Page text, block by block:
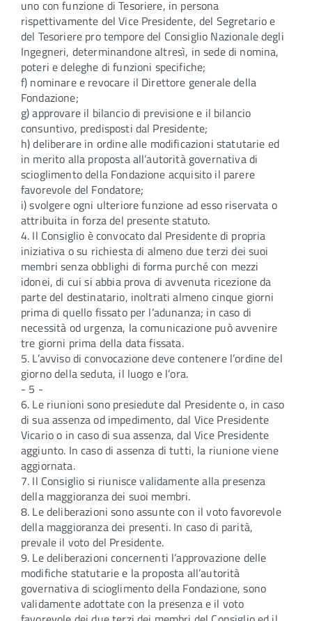
uno con funzione di Tesoriere, in persona
rispettivamente del Vice Presidente, del Segretario e
del Tesoriere pro tempore del Consiglio Nazionale degli
Ingegneri, determinandone altresì, in sede di nomina,
poteri e deleghe di funzioni specifiche;
f) nominare e revocare il Direttore generale della
Fondazione;
g) approvare il bilancio di previsione e il bilancio
consuntivo, predisposti dal Presidente;
h) deliberare in ordine alle modificazioni statutarie ed
in merito alla proposta all’autorità governativa di
scioglimento della Fondazione acquisito il parere
favorevole del Fondatore;
i) svolgere ogni ulteriore funzione ad esso riservata o
attribuita in forza del presente statuto.
4. Il Consiglio è convocato dal Presidente di propria
iniziativa o su richiesta di almeno due terzi dei suoi
membri senza obblighi di forma purché con mezzi
idonei, di cui si abbia prova di avvenuta ricezione da
parte del destinatario, inoltrati almeno cinque giorni
prima di quello fissato per l’adunanza; in caso di
necessità od urgenza, la comunicazione può avvenire
tre giorni prima della data fissata.
5. L’avviso di convocazione deve contenere l’ordine del
giorno della seduta, il luogo e l’ora.
- 5 -
6. Le riunioni sono presiedute dal Presidente o, in caso
di sua assenza od impedimento, dal Vice Presidente
Vicario o in caso di sua assenza, dal Vice Presidente
aggiunto. In caso di assenza di tutti, la riunione viene
aggiornata.
7. Il Consiglio si riunisce validamente alla presenza
della maggioranza dei suoi membri.
8. Le deliberazioni sono assunte con il voto favorevole
della maggioranza dei presenti. In caso di parità,
prevale il voto del Presidente.
9. Le deliberazioni concernenti l’approvazione delle
modifiche statutarie e la proposta all’autorità
governativa di scioglimento della Fondazione, sono
validamente adottate con la presenza e il voto